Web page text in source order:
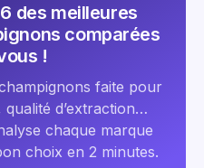
des meilleures
comparées
!
faite pour
d’extraction…
chaque marque
choix en 2 minutes.